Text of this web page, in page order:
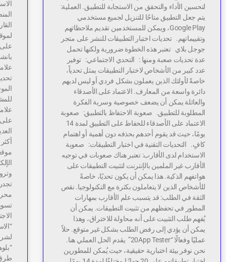
لتحسين الأداء والتحقق من الاستجابة للتطبيق. العملية:
يتم جعل التطبيق متاحًا للتنزيل لجميع مستخدمي
Google Play، ويمكن للمستخدمين تقديم ملاحظاتهم
وتقييماتهم. تحديات اختبار التطبيقات للنشر على متجر
جوجل بلاي تعتبر هذه الخطوة ضرورية ولكنها تحمل
عدة تحديات صعبة ومنها : التحدي الاجتماعي: توفير
عدد كبير من الأشخاص لاختبار التطبيقات يمثل تحدياً،
خاصةً لأولئك الذين يعملون بشكل فردي أو ليس لديهم
دائرة واسعة من المعارف. الاعتماد على الأصدقاء
والعائلة يمكن أن يضعف خصوصية وسرية الفكرة
المطلوبة للتطبيق. صعوبة الاحتفاظ بالتطبيق: صعوبة
الاعتماد على الأصدقاء للحفاظ على التطبيق لمدة 14
يومًا، حيث قد يقوم أحدهم بحذفه دون أهمية أو اهتمام
كافٍ. التحديات التقنية في اختبار التطبيقات: صعوبة
الاستخدام لدى الأقارب: تعتبر هناك صعوبات في توجيه
الأقارب غير الملمين بالإنترنت لتثبيت التطبيقات على
هواتفهم الذكية. هذا يمكن أن يكون تحديًا، خاصةً
للأشخاص الذين لا يتعاملون بكثرة مع التكنولوجيا. نقص
الثقة في الطلب: قد يتسبب علم الأقارب بمهارات
المطور في تحفظهم من تثبيت التطبيقات. يمكن أن
يُفهم طلب التثبيت على أنه محاولة للاختراق، وهذا
يمكن أن يؤدي إلى رفض الطلب بشكل غير متوقع. حلاً
عمليًا وفعالًا “20App Tester” يقدم الحل العملي هنا.
نحن نوفر بيئة اختبارية حقيقية، حيث يُمكن للمطورين
على
طرق